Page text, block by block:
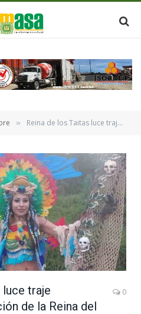
» Reina de los Taitas luce traje ecológico en elección de la Reina del Gran Poder
luce traje
de la Reina del
0